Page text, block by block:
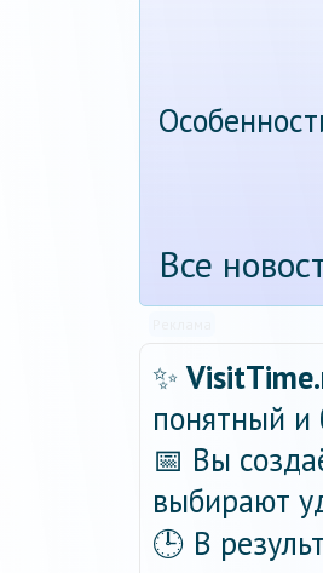
Все
✨
понятный и
📅 Вы
выбирают
🕒 В